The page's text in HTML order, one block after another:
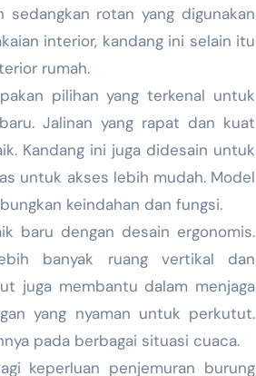
rotan yang digunakan
interior, kandang ini selain itu
rumah.
pilihan yang terkenal untuk
Jalinan yang rapat dan kuat
Kandang ini juga didesain untuk
untuk akses lebih mudah. Model
keindahan dan fungsi.
baru dengan desain ergonomis.
banyak ruang vertikal dan
juga membantu dalam menjaga
yang nyaman untuk perkutut.
pada berbagai situasi cuaca.
keperluan penjemuran burung